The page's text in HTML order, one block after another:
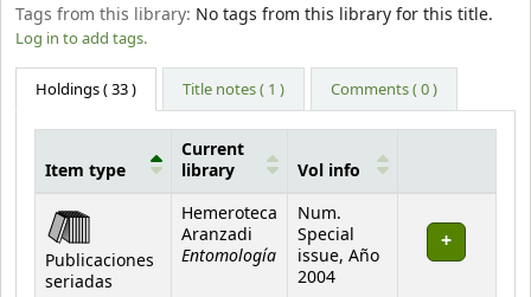
Tags from this library: No tags from this library for this title.
Log in to add tags.
Holdings( 33 ) Title notes ( 1 ) Comments ( 0 )
Holdings
Item type
Current
library
Vol info
Publicaciones
seriadas
Hemeroteca
Aranzadi
Entomología
Num.
Special
issue, Año
2004